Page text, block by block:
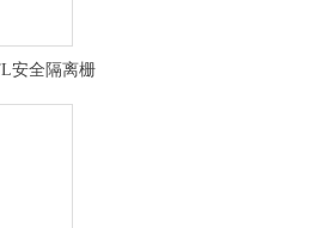
安全隔离栅